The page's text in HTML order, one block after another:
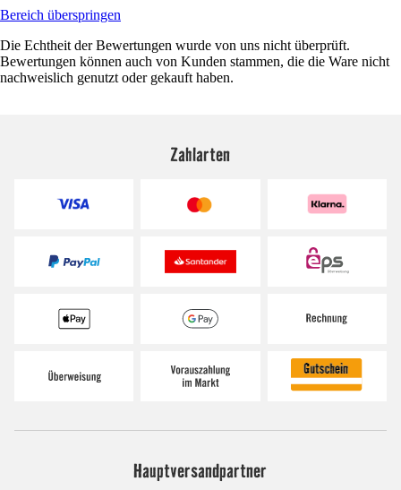
Bereich überspringen
Die Echtheit der Bewertungen wurde von uns nicht überprüft.
Bewertungen können auch von Kunden stammen, die die Ware nicht
nachweislich genutzt oder gekauft haben.
Zahlarten
Hauptversandpartner